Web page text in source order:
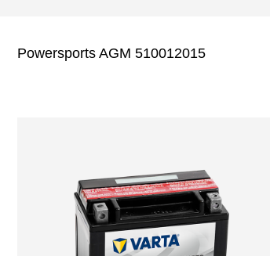
Powersports AGM 510012015